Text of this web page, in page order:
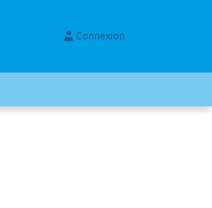
Connexion